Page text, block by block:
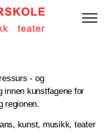
- og
innen kunstfagene for
regionen.
kunst, musikk, teater